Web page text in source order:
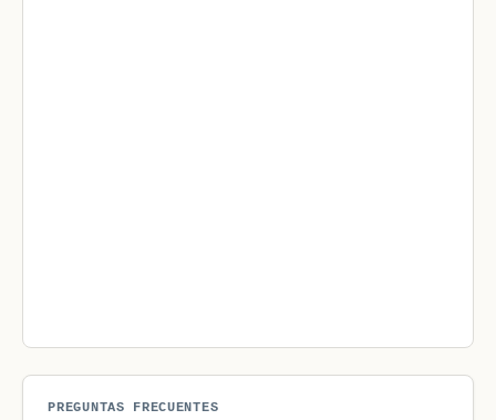
PREGUNTAS FRECUENTES